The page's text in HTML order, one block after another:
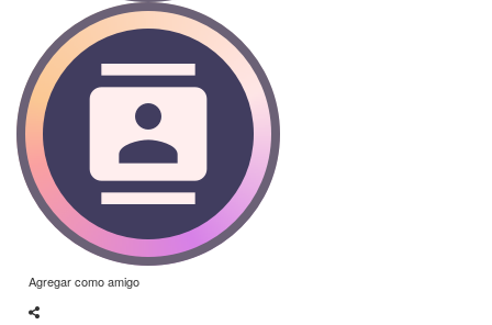
Agregar como amigo